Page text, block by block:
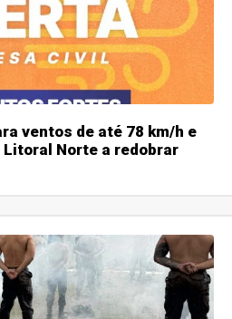
ventos de até 78 km/h e
Norte a redobrar